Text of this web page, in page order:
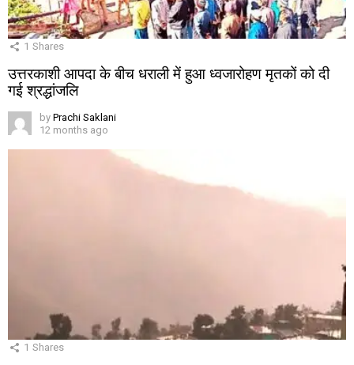
1 Shares
उत्तरकाशी आपदा के बीच धराली में हुआ ध्वजारोहण मृतकों को दी
गई श्रद्धांजलि
by Prachi Saklani
12 months ago
1 Shares